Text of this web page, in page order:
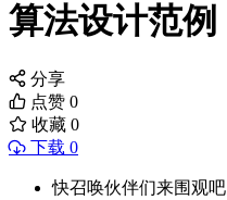
算法设计范例
分享
点赞 0
收藏 0
下载 0
快召唤伙伴们来围观吧